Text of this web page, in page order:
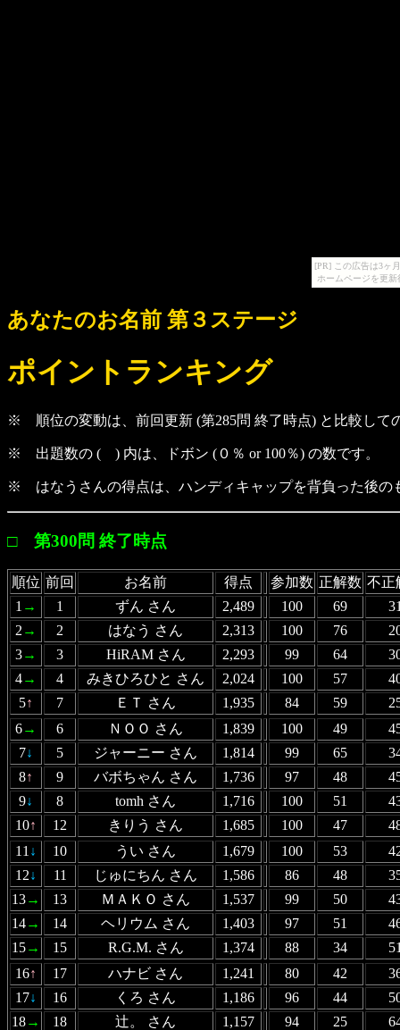
[PR] この広告は3ヶ
ホームページを更
あなたのお名前 第３ステージ
ポイントランキング
※ 順位の変動は、前回更新 (第285問 終了時点) と比較して
※ 出題数の ( ) 内は、ドボン (０％ or 100％) の数です。
※ はなうさんの得点は、ハンディキャップを背負った後の
□ 第300問 終了時点
順位 前回 お名前 得点 参加数 正解数 不正
1 → 1 ずん さん 2,489 100 69
2 → 2 はなう さん 2,313 100 76
3→ 3 HiRAM さん 2,293 99 64
4→ 4 みきひろひと さん 2,024 100 57
5↑ 7 ＥＴ さん 1,935 84 59
6→ 6 ＮＯＯ さん 1,839 100 49
7↓ 5 ジャーニー さん 1,814 99 65
8↑ 9 バボちゃん さん 1,736 97 48
9↓ 8 tomh さん 1,716 100 51
10↑ 12 きりう さん 1,685 100 47
11 ↓ 10 うい さん 1,679 100 53
12↓ 11 じゅにちん さん 1,586 86 48
13→ 13 ＭＡＫＯ さん 1,537 99 50
14→ 14 ヘリウム さん 1,403 97 51
15→ 15 R.G.M. さん 1,374 88 34
16↑ 17 ハナビ さん 1,241 80 42
17↓ 16 くろ さん 1,186 96 44
18→ 18 辻。 さん 1,157 94 25